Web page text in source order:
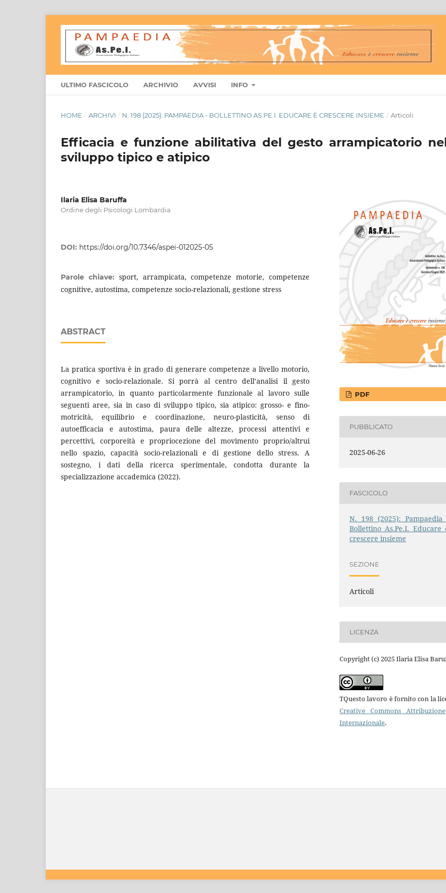
ULTIMO FASCICOLO ARCHIVIO AVVISI INFO
HOME / ARCHIVI / N. 198 (2025): PAMPAEDIA - BOLLETTINO AS.PE.I. EDUCARE È CRESCERE INSIEME / Articoli
Efficacia e funzione abilitativa del gesto arrampicatorio
sviluppo tipico e atipico
Ilaria Elisa Baruffa
Ordine degli Psicologi Lombardia
DOI: https://doi.org/10.7346/aspei-012025-05
Parole chiave: sport, arrampicata, competenze motorie, competenze
cognitive, autostima, competenze socio-relazionali, gestione stress
ABSTRACT
La pratica sportiva è in grado di generare competenze a livello motorio,
cognitivo e socio-relazionale. Si porrà al centro dell’analisi il gesto
arrampicatorio, in quanto particolarmente funzionale al lavoro sulle
seguenti aree, sia in caso di sviluppo tipico, sia atipico: grosso- e fino-
motricità, equilibrio e coordinazione, neuro-plasticità, senso di
autoefficacia e autostima, paura delle altezze, processi attentivi e
percettivi, corporeità e propriocezione del movimento proprio/altrui
nello spazio, capacità socio-relazionali e di gestione dello stress. A
sostegno, i dati della ricerca sperimentale, condotta durante la
specializzazione accademica (2022).
PDF
PUBBLICATO
2025-06-26
FASCICOLO
N. 198 (2025): Pampaedia
Bollettino As.Pe.I. Educare
crescere insieme
SEZIONE
Articoli
LICENZA
Copyright (c) 2025 Ilaria Elisa
TQuesto lavoro è fornito con la
Creative Commons
Internazionale.